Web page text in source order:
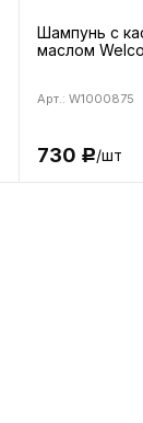
Шампунь с
маслом
Арт.: W1000875
730 Р/шт